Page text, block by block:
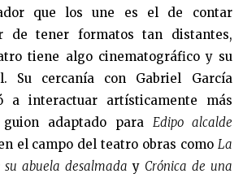
que los une es el de contar
de tener formatos tan distantes,
tiene algo cinematográfico y su
Su cercanía con Gabriel García
a interactuar artísticamente más
adaptado para Edipo alcalde
el campo del teatro obras como La
su abuela desalmadayCrónica de una